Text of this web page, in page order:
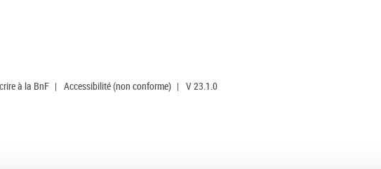
à la BnF | Accessibilité (non conforme) | V 23.1.0